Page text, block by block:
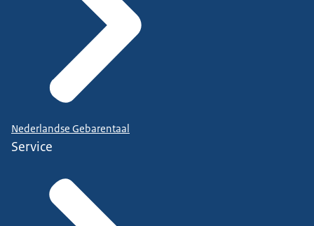
Nederlandse Gebarentaal
Service